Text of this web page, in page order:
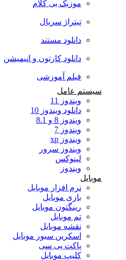
موزیک بی کلام
تیتراژ سریال
دانلود مستند
دانلود کارتون و انیمیشن
فیلم آموزشی
سیستم عامل
ویندوز 11
دانلود ویندوز 10
ویندوز 8 و 8.1
ویندوز 7
ویندوز xp
ویندوز سرور
لینوکس
ویندوز
موبایل
نرم افزار موبایل
بازی موبایل
رینگتون موبایل
تم موبایل
نقشه موبایل
اسکرین سیور موبایل
پاکت پی سی
کلیپ موبایل